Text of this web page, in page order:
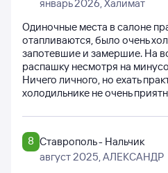
январь 2026, Халимат
Одиночные места в салоне
отапливаются, было очень
запотевшие и замершие. На
распашку несмотря на
Ничего личного, но ехать
холодильнике не очень
8 Ставрополь - Нальчик
август 2025, АЛЕКСАНДР